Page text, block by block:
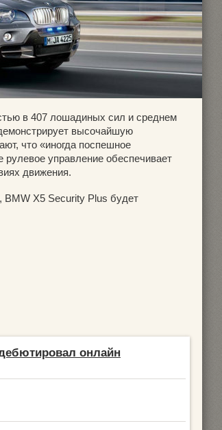
в 407 лошадиных сил и среднем
высочайшую
что «иногда поспешное
управление обеспечивает
движения.
BMW X5 Security Plus будет
онлайн